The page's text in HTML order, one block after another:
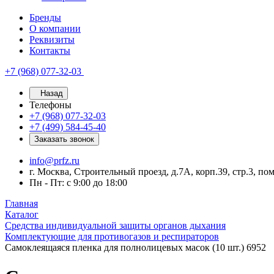
Бренды
О компании
Реквизиты
Контакты
+7 (968) 077-32-03
Назад
Телефоны
+7 (968) 077-32-03
+7 (499) 584-45-40
Заказать звонок
info@prfz.ru
г. Москва, Строительный проезд, д.7А, корп.39, стр.3,
Пн - Пт: с 9:00 до 18:00
Главная
Каталог
Средства индивидуальной защиты органов дыхания
Комплектующие для противогазов и респираторов
Самоклеящаяся пленка для полнолицевых масок (10 шт.) 6952